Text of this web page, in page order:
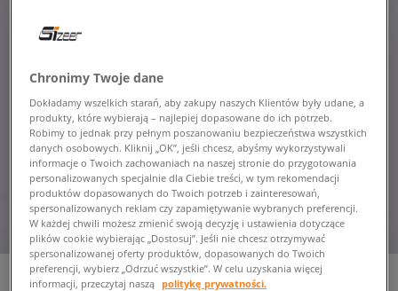
Chronimy Twoje dane
Dokładamy wszelkich starań, aby zakupy naszych Klientów były udane, a
produkty, które wybierają – najlepiej dopasowane do ich potrzeb.
Robimy to jednak przy pełnym poszanowaniu bezpieczeństwa wszystkich
danych osobowych. Kliknij „OK”, jeśli chcesz, abyśmy wykorzystywali
informacje o Twoich zachowaniach na naszej stronie do przygotowania
personalizowanych specjalnie dla Ciebie treści, w tym rekomendacji
produktów dopasowanych do Twoich potrzeb i zainteresowań,
spersonalizowanych reklam czy zapamiętywanie wybranych preferencji.
W każdej chwili możesz zmienić swoją decyzję i ustawienia dotyczące
plików cookie wybierając „Dostosuj”. Jeśli nie chcesz otrzymywać
spersonalizowanej oferty produktów, dopasowanych do Twoich
preferencji, wybierz „Odrzuć wszystkie”. W celu uzyskania więcej
informacji, przeczytaj naszą politykę prywatności.